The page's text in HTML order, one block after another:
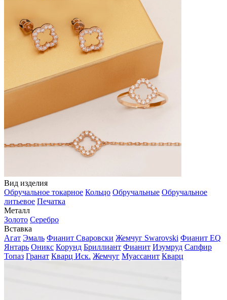
Вид изделия
Обручальное токарное Кольцо Обручальные Обручальное
литьевое Печатка
Металл
Золото Серебро
Вставка
Агат Эмаль Фианит Сваровски Жемчуг Swarovski Фианит EQ
Янтарь Оникс Корунд Бриллиант Фианит Изумруд Сапфир
Топаз Гранат Кварц Иск. Жемчуг Муассанит Кварц